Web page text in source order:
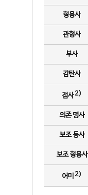
형용사
관형사
부사
감탄사
접사2)
의존 명사
보조 동사
보조 형용사
어미 2)